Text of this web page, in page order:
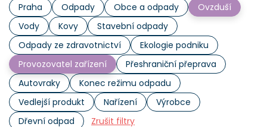
Praha
Odpady Obce a odpady
Ovzduší
Vody
Kovy
Stavební odpady
Odpady ze zdravotnictví
Ekologie podniku
Provozovatel zařízení
Přeshraniční přeprava
Autovraky
Konec režimu odpadu
Vedlejší produkt
Nařízení
Výrobce
Dřevní odpad
Zrušit filtry